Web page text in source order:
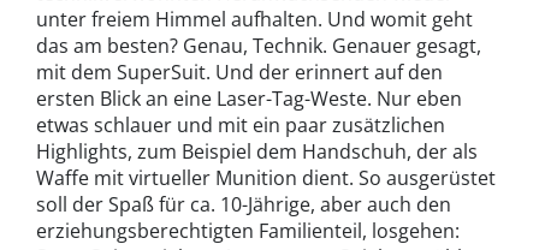
unter freiem Himmel aufhalten. Und womit geht
das am besten? Genau, Technik. Genauer gesagt,
mit dem SuperSuit. Und der erinnert auf den
ersten Blick an eine Laser-Tag-Weste. Nur eben
etwas schlauer und mit ein paar zusätzlichen
Highlights, zum Beispiel dem Handschuh, der als
Waffe mit virtueller Munition dient. So ausgerüstet
soll der Spaß für ca. 10-Jährige, aber auch den
erziehungsberechtigten Familienteil, losgehen: